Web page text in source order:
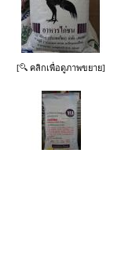
[ คลิกเพื่อดูภาพขยาย]